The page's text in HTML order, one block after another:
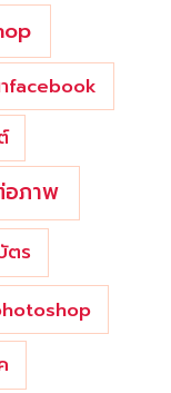
facebook
ภาพ
ตร